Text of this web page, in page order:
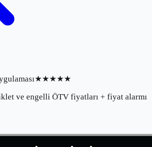
★★★★★
ve engelli ÖTV fiyatları + fiyat alarmı